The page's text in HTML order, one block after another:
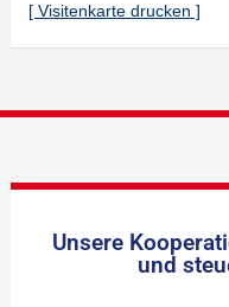
[ Visitenkarte drucken ]
Unsere
und